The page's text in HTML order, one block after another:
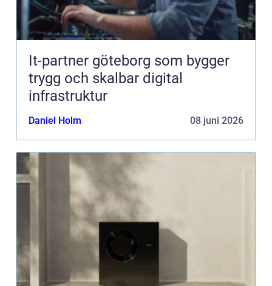
It-partner göteborg som bygger
trygg och skalbar digital
infrastruktur
Daniel Holm 08 juni 2026